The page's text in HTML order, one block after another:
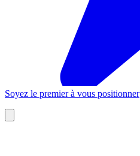
Soyez le premier à vous positionner